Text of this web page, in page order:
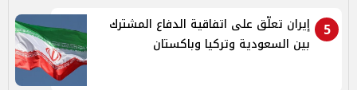
5
إيران تعلّق على اتفاقية الدفاع المشترك
بين السعودية وتركيا وباكستان